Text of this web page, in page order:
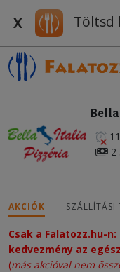
X Töltsd
2
AKCIÓK SZÁLLÍTÁSI
Csak a Falatozz.hu-
kedvezmény az
(más akcióval nem